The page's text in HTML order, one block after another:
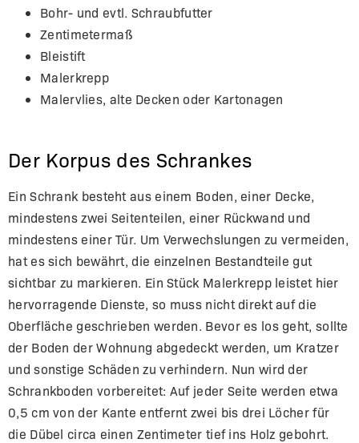
Bohr- und evtl. Schraubfutter
Zentimetermaß
Bleistift
Malerkrepp
Malervlies, alte Decken oder Kartonagen
Der Korpus des Schrankes
Ein Schrank besteht aus einem Boden, einer Decke,
mindestens zwei Seitenteilen, einer Rückwand und
mindestens einer Tür. Um Verwechslungen zu vermeiden,
hat es sich bewährt, die einzelnen Bestandteile gut
sichtbar zu markieren. Ein Stück Malerkrepp leistet hier
hervorragende Dienste, so muss nicht direkt auf die
Oberfläche geschrieben werden. Bevor es los geht, sollte
der Boden der Wohnung abgedeckt werden, um Kratzer
und sonstige Schäden zu verhindern. Nun wird der
Schrankboden vorbereitet: Auf jeder Seite werden etwa
0,5 cm von der Kante entfernt zwei bis drei Löcher für
die Dübel circa einen Zentimeter tief ins Holz gebohrt.